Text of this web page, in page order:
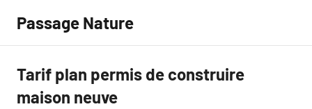
contenu
Passage Nature
Tarif plan permis de construire
maison neuve